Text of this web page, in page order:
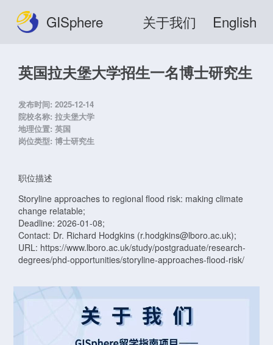
GISphere 关于我们 English
英国拉夫堡大学招生一名博士研究生
发布时间: 2025-12-14
院校名称: 拉夫堡大学
地理位置: 英国
岗位类型: 博士研究生
职位描述
Storyline approaches to regional flood risk: making climate
change relatable;
Deadline: 2026-01-08;
Contact: Dr. Richard Hodgkins (r.hodgkins@lboro.ac.uk);
URL: https://www.lboro.ac.uk/study/postgraduate/research-
degrees/phd-opportunities/storyline-approaches-flood-risk/